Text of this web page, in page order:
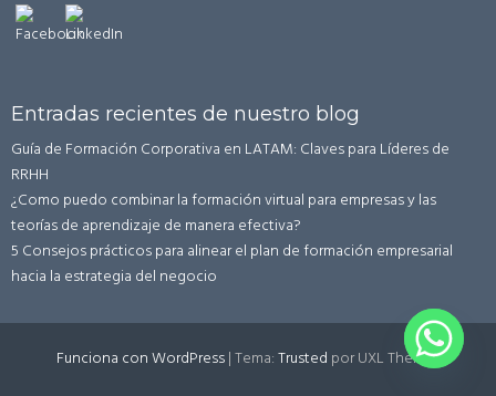
Entradas recientes de nuestro blog
Guía de Formación Corporativa en LATAM: Claves para Líderes de
RRHH
¿Como puedo combinar la formación virtual para empresas y las
teorías de aprendizaje de manera efectiva?
5 Consejos prácticos para alinear el plan de formación empresarial
hacia la estrategia del negocio
Funciona con WordPress|Tema:Trusted por UXL Themes